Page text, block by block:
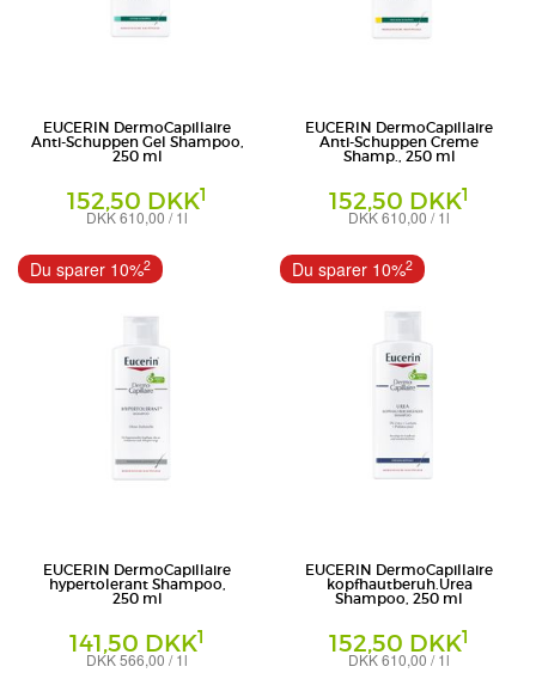
EUCERIN DermoCapillaire
Anti-Schuppen Gel Shampoo,
250 ml
152,50 DKK1
DKK 610,00 / 1l
Beiersdorf AG Eucerin
EUCERIN DermoCapillaire
Anti-Schuppen Creme
Shamp., 250 ml
152,50 DKK1
DKK 610,00 / 1l
Beiersdorf AG Eucerin
EUCERIN DermoCapillaire
hypertolerant Shampoo,
250 ml
141,50 DKK1
DKK 566,00 / 1l
Du sparer 10%2
EUCERIN DermoCapillaire
kopfhautberuh.Urea
Shampoo, 250 ml
152,50 DKK1
DKK 610,00 / 1l
Du sparer 10%2